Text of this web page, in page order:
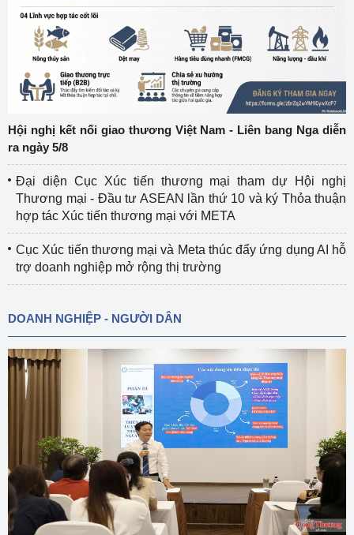
Hội nghị kết nối giao thương Việt Nam - Liên bang Nga diễn
ra ngày 5/8
Đại diện Cục Xúc tiến thương mại tham dự Hội nghị
Thương mại - Đầu tư ASEAN lần thứ 10 và ký Thỏa thuận
hợp tác Xúc tiến thương mại với META
Cục Xúc tiến thương mại và Meta thúc đẩy ứng dụng AI hỗ
trợ doanh nghiệp mở rộng thị trường
DOANH NGHIỆP - NGƯỜI DÂN